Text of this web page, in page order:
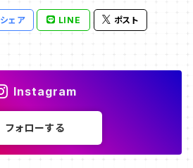
シェア LINE ポスト
Instagram
フォローする